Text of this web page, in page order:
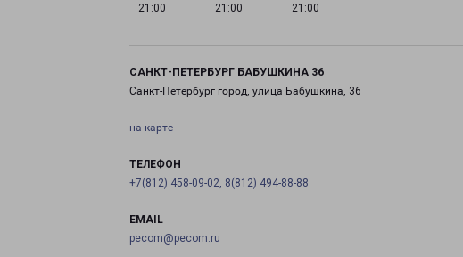
21:00
21:00
21:00
САНКТ-ПЕТЕРБУРГ БАБУШКИНА 36
Санкт-Петербург город, улица Бабушкина, 36
на карте
ТЕЛЕФОН
+7(812) 458-09-02, 8(812) 494-88-88
EMAIL
pecom@pecom.ru